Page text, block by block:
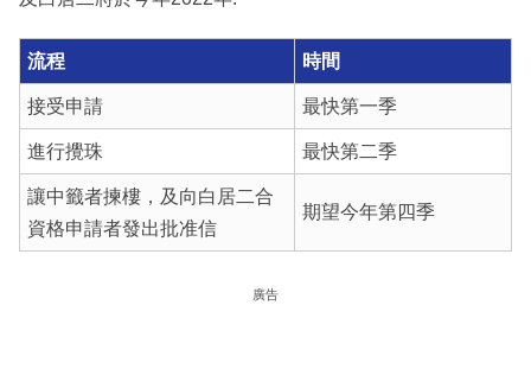
流程 時間
接受申請 最快第一季
進行攪珠 最快第二季
讓中籤者揀樓，及向白居二合
資格申請者發出批准信
期望今年第四季
廣告